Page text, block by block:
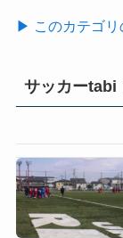
▶ このカテゴリ
サッカーtabi